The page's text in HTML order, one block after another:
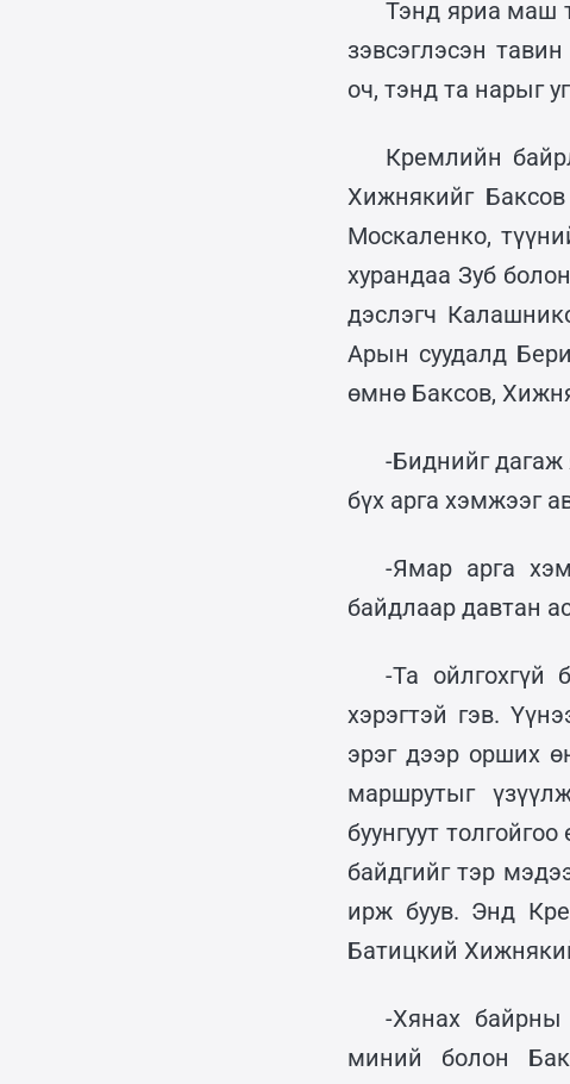
Тэнд яриа маш
зэвсэглэсэн
оч, тэнд та нарыг
Кремлийн
Хижнякийг
Москаленко,
хурандаа Зуб
дэслэгч
Арын суудалд
өмнө Баксов,
-Биднийг дагаж
бүх арга хэмжээг
-Ямар арга
байдлаар давтан
-Та ойлгохгүй
хэрэгтэй гэв.
эрэг дээр орших
маршрутыг
буунгуут
байдгийг тэр
ирж буув. Энд
Батицкий
-Хянах байрны
миний болон